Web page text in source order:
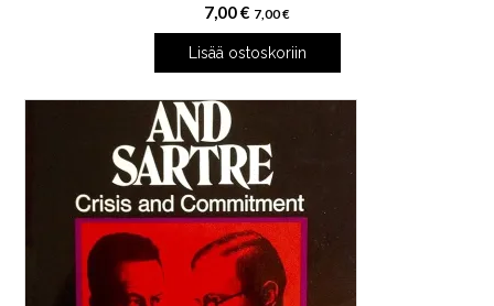
7,00€ 7,00€
Lisää ostoskoriin